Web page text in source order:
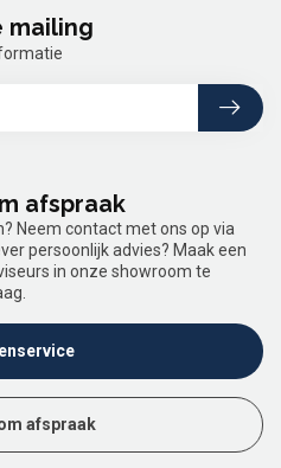
afspraak
Neem contact met ons op via
persoonlijk advies? Maak een
in onze showroom te
afspraak
mailing